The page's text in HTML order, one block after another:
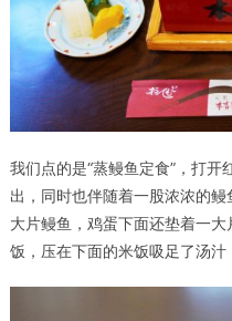
我们点的是“蒸鳗鱼定食”，打
出，同时也伴随着一股浓浓的
大片鳗鱼，鸡蛋下面还垫着一
饭，压在下面的米饭吸足了汤汁